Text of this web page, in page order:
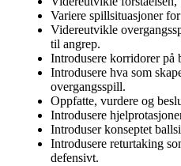
Variere spillsituasjoner
Videreutvikle
til angrep.
Introdusere korridorer på
Introdusere hva som
overgangsspill.
Oppfatte, vurdere og
Introdusere
Introduser konseptet
Introdusere returtaking
defensivt.